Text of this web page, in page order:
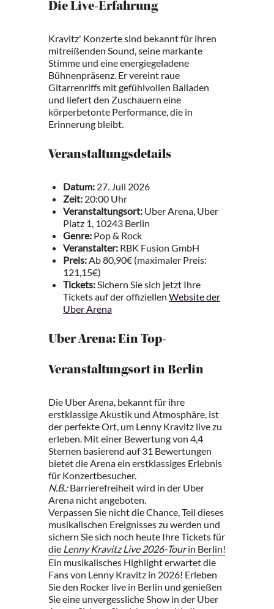
Die Live-Erfahrung
Kravitz' Konzerte sind bekannt für ihren
mitreißenden Sound, seine markante
Stimme und eine energiegeladene
Bühnenpräsenz. Er vereint raue
Gitarrenriffs mit gefühlvollen Balladen
und liefert den Zuschauern eine
körperbetonte Performance, die in
Erinnerung bleibt.
Veranstaltungsdetails
Datum: 27. Juli 2026
Zeit: 20:00 Uhr
Veranstaltungsort: Uber Arena, Uber
Platz 1, 10243 Berlin
Genre: Pop & Rock
Veranstalter: RBK Fusion GmbH
Preis:Ab 80,90€ (maximaler Preis:
121,15€)
Tickets:Sichern Sie sich jetzt Ihre
Tickets auf der offiziellen Website der
Uber Arena
Uber Arena: Ein Top-
Veranstaltungsort in Berlin
Die Uber Arena, bekannt für ihre
erstklassige Akustik und Atmosphäre, ist
der perfekte Ort, um Lenny Kravitz live zu
erleben. Mit einer Bewertung von 4,4
Sternen basierend auf 31 Bewertungen
bietet die Arena ein erstklassiges Erlebnis
für Konzertbesucher.
N.B.:Barrierefreiheit wird in der Uber
Arena nicht angeboten.
Verpassen Sie nicht die Chance, Teil dieses
musikalischen Ereignisses zu werden und
sichern Sie sich noch heute Ihre Tickets für
die Lenny Kravitz Live 2026-Tourin Berlin!
Ein musikalisches Highlight erwartet die
Fans von Lenny Kravitz in 2026! Erleben
Sie den Rocker live in Berlin und genießen
Sie eine unvergessliche Show in der Uber